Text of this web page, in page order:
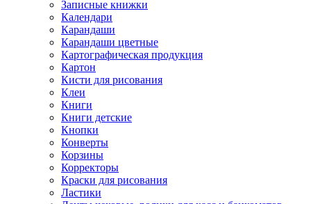
Записные книжки
Календари
Карандаши
Карандаши цветные
Картографическая продукция
Картон
Кисти для рисования
Клеи
Книги
Книги детские
Кнопки
Конверты
Корзины
Корректоры
Краски для рисования
Ластики